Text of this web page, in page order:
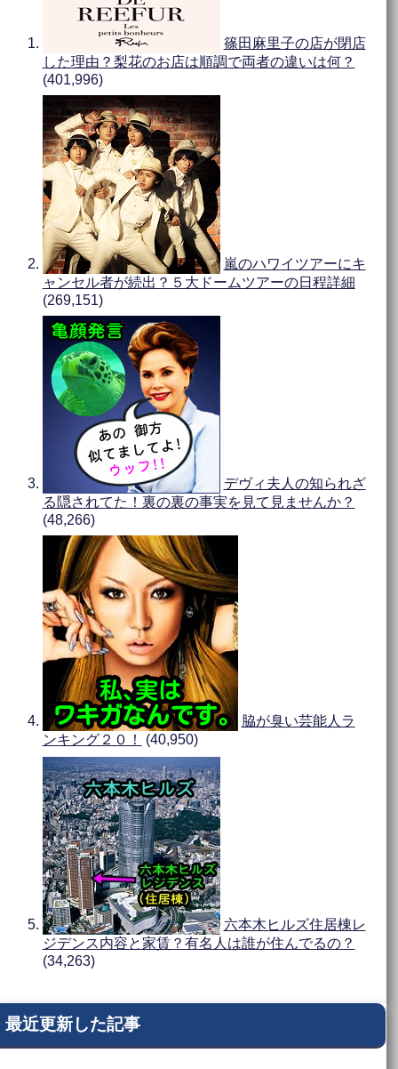
篠田麻里子の店が閉店
した理由？梨花のお店は順調で両者の違いは何？
(401,996)
嵐のハワイツアーにキ
ャンセル者が続出？５大ドームツアーの日程詳細
(269,151)
デヴィ夫人の知られざ
る隠されてた！裏の裏の事実を見て見ませんか？
(48,266)
脇が臭い芸能人ラ
ンキング２０！
(40,950)
六本木ヒルズ住居棟レ
ジデンス内容と家賃？有名人は誰が住んでるの？
(34,263)
最近更新した記事